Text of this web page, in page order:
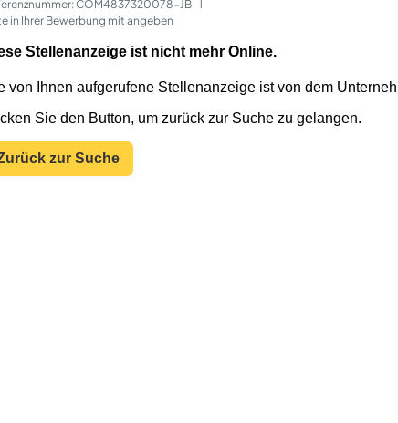
COM4837320078-JB
in Ihrer Bewerbung mit angeben